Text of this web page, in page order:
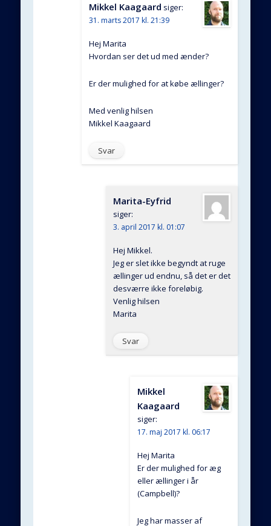
Mikkel Kaagaard siger:
31. marts 2017 kl. 21:39
Hej Marita
Hvordan ser det ud med ænder?
Er der mulighed for at købe ællinger?
Med venlig hilsen
Mikkel Kaagaard
Svar
Marita-Eyfrid
siger:
3. april 2017 kl. 01:07
Hej Mikkel.
Jeg er slet ikke begyndt at ruge
ællinger ud endnu, så det er det
desværre ikke foreløbig.
Venlig hilsen
Marita
Svar
Mikkel
Kaagaard
siger:
17. maj 2017 kl. 06:17
Hej Marita
Er der mulighed for æg
eller ællinger i år
(Campbell)?
Jeg har masser af